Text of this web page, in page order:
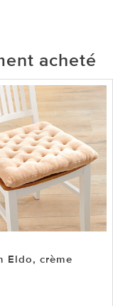
acheté
Eldo, crème